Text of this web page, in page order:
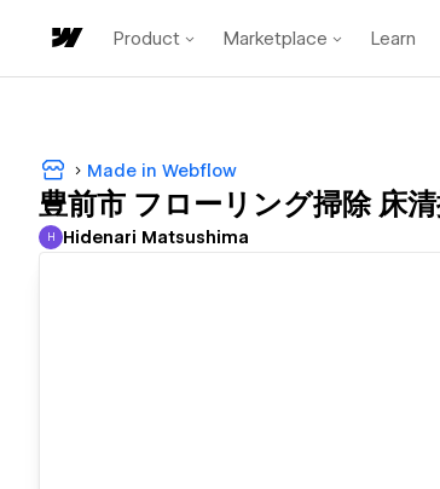
Product Marketplace Learn
Made in Webflow
豊前市 フローリング掃除 床
Hidenari Matsushima
H Hidenari Matsushima